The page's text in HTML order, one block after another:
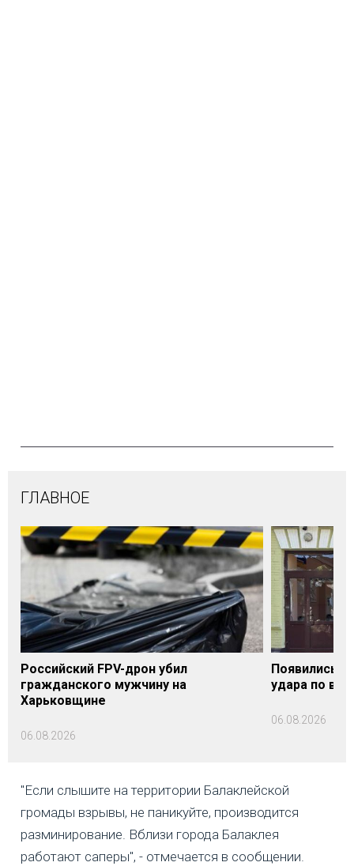
ГЛАВНОЕ
Российский FPV-дрон убил
гражданского мужчину на
Харьковщине
06.08.2026
Появились
удара по
06.08.2026
"Если слышите на территории Балаклейской
громады взрывы, не паникуйте, производится
разминирование. Вблизи города Балаклея
работают саперы", - отмечается в сообщении.